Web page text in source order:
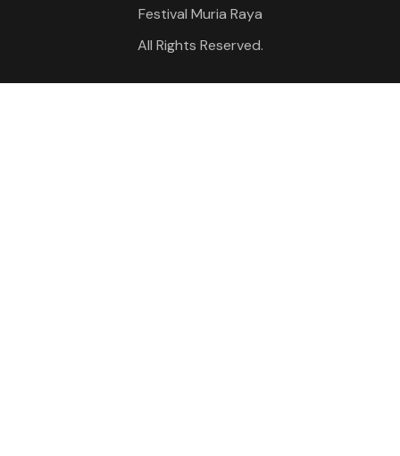
Festival Muria Raya
All Rights Reserved.